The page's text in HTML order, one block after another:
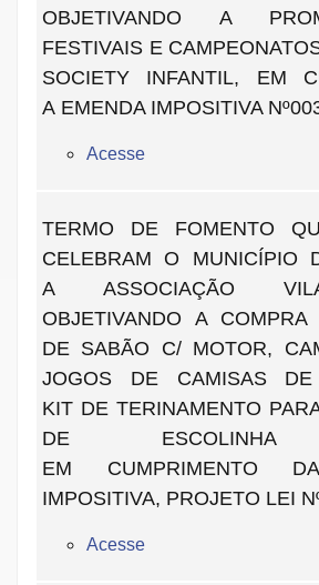
OBJETIVANDO A
FESTIVAIS E
SOCIETY INFANTIL, EM
A EMENDA IMPOSITIVA
Acesse
TERMO DE FOMENTO
CELEBRAM O MUNICÍPIO
A ASSOCIAÇÃO
OBJETIVANDO A
DE SABÃO C/ MOTOR,
JOGOS DE CAMISAS
KIT DE TERINAMENTO
DE ESCOLINHA
EM CUMPRIMENTO
IMPOSITIVA, PROJETO LEI
Acesse